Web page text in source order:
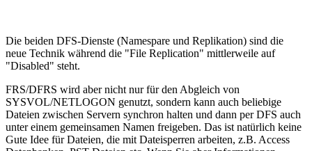
Die beiden DFS-Dienste (Namespare und Replikation) sind die
neue Technik während die "File Replication" mittlerweile auf
"Disabled" steht.
FRS/DFRS wird aber nicht nur für den Abgleich von
SYSVOL/NETLOGON genutzt, sondern kann auch beliebige
Dateien zwischen Servern synchron halten und dann per DFS auch
unter einem gemeinsamen Namen freigeben. Das ist natürlich keine
Gute Idee für Dateien, die mit Dateisperren arbeiten, z.B. Access